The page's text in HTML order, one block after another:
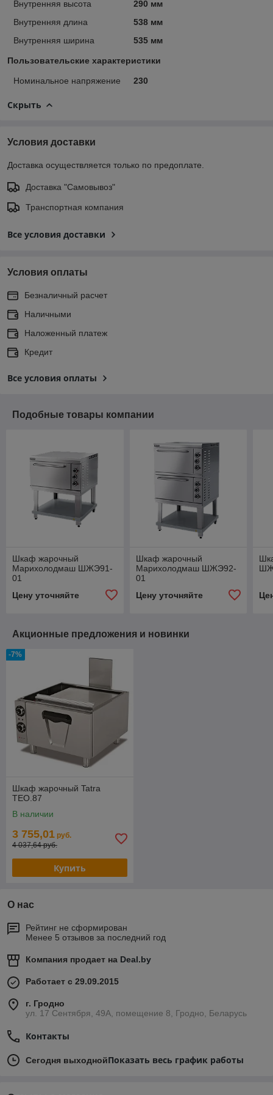
Внутренняя высота
290 мм
Внутренняя длина
538 мм
Внутренняя ширина
535 мм
Пользовательские характеристики
Номинальное напряжение 230
Скрыть
Условия доставки
Доставка осуществляется только по предоплате.
Доставка "Самовывоз"
Транспортная компания
Все условия доставки
Условия оплаты
Безналичный расчет
Наличными
Наложенный платеж
Кредит
Все условия оплаты
Подобные товары компании
Шкаф жарочный
Марихолодмаш ШЖЭ91-
01
Цену уточняйте
Шкаф жарочный
Марихолодмаш ШЖЭ92-
01
Цену уточняйте
Акционные предложения и новинки
-7%
Шкаф жарочный Tatra
TEO.87
В наличии
3 755,01 руб.
4 037,64 руб.
Купить
О нас
Рейтинг не сформирован
Менее 5 отзывов за последний год
Компания продает на Deal.by
Работает с 29.09.2015
г. Гродно
ул. 17 Сентября, 49А, помещение 8, Гродно, Беларусь
Контакты
Сегодня выходнойПоказать весь график работы